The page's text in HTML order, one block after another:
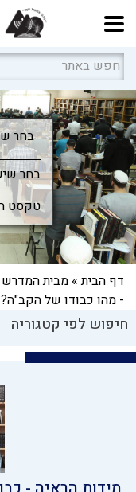
בחר
בחר
בחר
דף הבית» מבית המדרש
- מהו כבודו של
חיפוש לפי קטגוריה